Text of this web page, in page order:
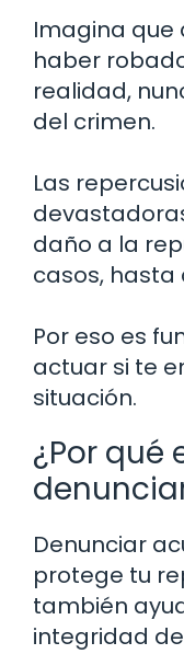
Imagina que
haber
realidad,
del crimen.
Las
daño a la
casos, hasta
Por eso es
actuar si te
situación.
¿Por qué
Denunciar
protege tu
también
integridad